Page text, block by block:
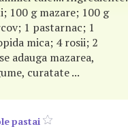
100 g mazare; 100 g
1 pastarnac; 1
mica; 4 rosii; 2
adauga mazarea,
curatate ...
pastai